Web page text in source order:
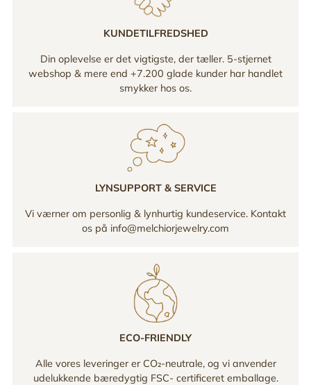
KUNDETILFREDSHED
Din oplevelse er det vigtigste, der tæller. 5-stjernet
webshop & mere end +7.200 glade kunder har handlet
smykker hos os.
LYNSUPPORT & SERVICE
Vi værner om personlig & lynhurtig kundeservice. Kontakt
os på info@melchiorjewelry.com
ECO-FRIENDLY
Alle vores leveringer er CO₂-neutrale, og vi anvender
udelukkende bæredygtig FSC- certificeret emballage.